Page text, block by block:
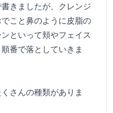
きましたが、クレンジ
こと鼻のように皮脂の
といって頬やフェイス
番で落としていきま
さんの種類がありま